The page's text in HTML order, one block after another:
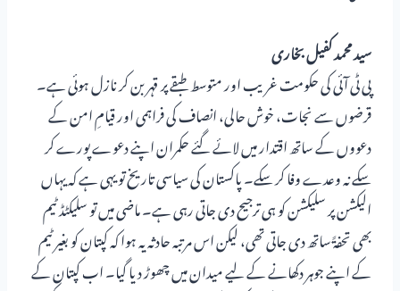
سید محمد کفیل بخاری
پی ٹی آئی کی حکومت غریب اور متوسط طبقے پر قہر بن کر نازل ہوئی ہے۔
قرضوں سے نجات، خوش حالی، انصاف کی فراہمی اور قیامِ امن کے
دعووں کے ساتھ اقتدار میں لائے گئے حکمران اپنے دعوے پورے کر
سکے نہ وعدے وفا کر سکے۔ پاکستان کی سیاسی تاریخ تو یہی ہے کہ یہاں
الیکشن پر سلیکشن کو ہی ترجیح دی جاتی رہی ہے۔ ماضی میں تو سلیکٹڈ ٹیم
بھی تحفۃً ساتھ دی جاتی تھی، لیکن اس مرتبہ حادثہ یہ ہوا کہ کپتان کو بغیر ٹیم
کے اپنے جوہر دکھانے کے لیے میدان میں چھوڑ دیا گیا۔ اب کپتان کے